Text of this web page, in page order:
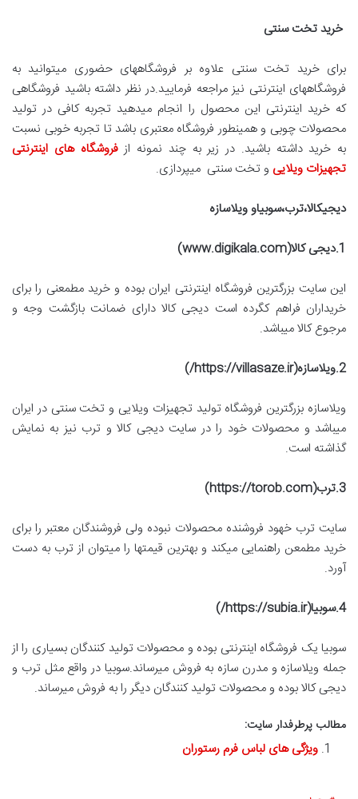
خرید تخت سنتی
برای خرید تخت سنتی علاوه بر فروشگاههای حضوری میتوانید به
فروشگاههای اینترنتی نیز مراجعه فرمایید.در نظر داشته باشید فروشگاهی
که خرید اینترنتی این محصول را انجام میدهید تجربه کافی در تولید
محصولات چوبی و همینطور فروشگاه معتبری باشد تا تجربه خوبی نسبت
به خرید داشته باشید. در زیر به چند نمونه ازفروشگاه های اینترنتی
تجهیزات ویلایی و تخت سنتی میپردازی.
دیجیکالا،ترب،سوبیاو ویلاسازه
1.دیجی کالا(
www.digikala.com
)
این سایت بزرگترین فروشگاه اینترنتی ایران بوده و خرید مطمعنی را برای
خریداران فراهم کگرده است دیجی کالا دارای ضمانت بازگشت وجه و
مرجوع کالا میباشد.
2.ویلاسازه(
https://villasaze.ir
/)
ویلاسازه بزرگترین فروشگاه تولید تجهیزات ویلایی و تخت سنتی در ایران
میباشد و محصولات خود را در سایت دیجی کالا و ترب نیز به نمایش
گذاشته است.
3.ترب(
https://torob.com
)
سایت ترب خهود فروشنده محصولات نبوده ولی فروشندگان معتبر را برای
خرید مطمعن راهنمایی میکند و بهترین قیمتها را میتوان از ترب به دست
آورد.
4.سوبیا(
https://subia.ir
/)
سوبیا یک فروشگاه اینترنتی بوده و محصولات تولید کنندگان بسیاری را از
جمله ویلاسازه و مدرن سازه به فروش میرساند.سوبیا در واقع مثل ترب و
دیجی کالا بوده و محصولات تولید کنندگان دیگر را به فروش میرساند.
مطالب پرطرفدار سایت:
ویژگی های لباس فرم رستوران